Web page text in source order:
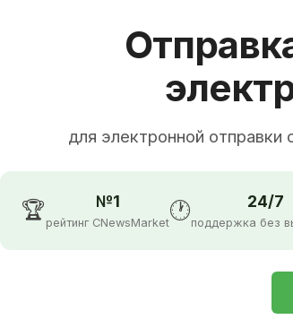
для электронной
🏆 №1
рейтинг CNewsMarket🕐 24/7
поддержка без